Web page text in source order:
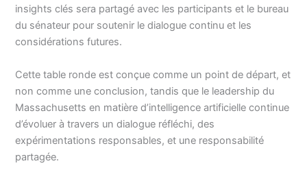
insights clés sera partagé avec les participants et le bureau
du sénateur pour soutenir le dialogue continu et les
considérations futures.
Cette table ronde est conçue comme un point de départ, et
non comme une conclusion, tandis que le leadership du
Massachusetts en matière d’intelligence artificielle continue
d’évoluer à travers un dialogue réfléchi, des
expérimentations responsables, et une responsabilité
partagée.